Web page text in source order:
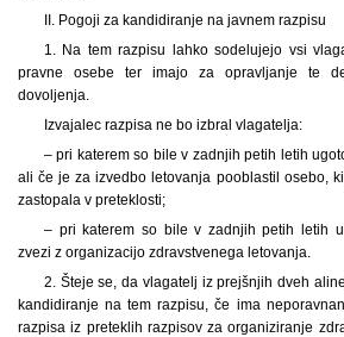
II. Pogoji za kandidiranje na javnem razpisu
1. Na tem razpisu lahko sodelujejo vsi
pravne osebe ter imajo za opravljanje te
dovoljenja.
Izvajalec razpisa ne bo izbral vlagatelja:
– pri katerem so bile v zadnjih petih letih
ali če je za izvedbo letovanja pooblastil osebo,
zastopala v preteklosti;
– pri katerem so bile v zadnjih petih letih
zvezi z organizacijo zdravstvenega letovanja.
2. Šteje se, da vlagatelj iz prejšnjih dveh
kandidiranje na tem razpisu, če ima
razpisa iz preteklih razpisov za organiziranje